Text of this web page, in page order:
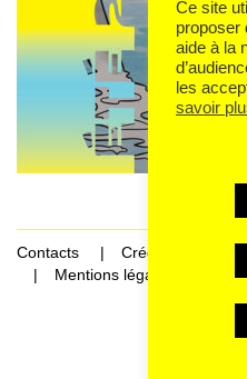
Contacts
Crédits
Mentions légales et
Ce site
proposer
aide à la
les
savoir